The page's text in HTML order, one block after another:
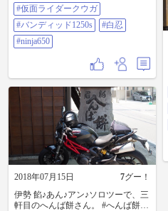
らっとパーク鈴鹿 #鈴鹿サーキット
#鈴鹿サーキット南コース #ISE
MATCHA CAFE #川島パーキング #
仮面ライダークウガ #バンディッド
1250s #白忍 #ninja650
#仮面ライダークウガ
#バンディッド1250s
#白忍
#ninja650
2018年07月15日 7グー！
伊勢 餡♪あん♪アン♪ソロツーで、三
軒目のへんば餅さん。 #へんば餅